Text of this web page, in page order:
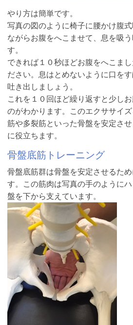
やり方は簡単です。
写真の図のように椅子に腰かけ腹
ながらお腹をへこませて、息を吸
す。
できれば１０秒ほどお腹をへこま
ださい。息はとめないように口を
吐き出しましょう。
これを１０回ほど繰り返すと少し
のがわかります。このエクササイ
筋や多裂筋といった骨盤を安定さ
に役立ちます。
骨盤底筋トレーニング
骨盤底筋群は骨盤を安定させるた
す。この筋肉は写真の手のように
盤を下から支えています。